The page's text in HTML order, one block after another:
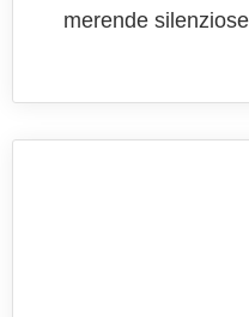
merende
speciali in cui si
strafare. È una